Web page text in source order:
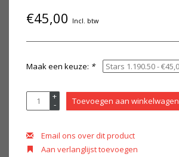
€45,00 Incl. btw
Maak een keuze: *
+
- Toevoegen aan winkelwagen
Email ons over dit product
Aan verlanglijst toevoegen